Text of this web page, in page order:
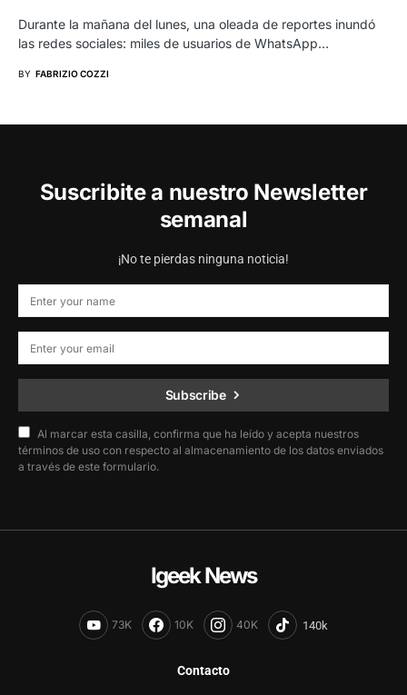
Durante la mañana del lunes, una oleada de reportes inundó
las redes sociales: miles de usuarios de WhatsApp…
BY FABRIZIO COZZI
Suscribite a nuestro Newsletter
semanal
¡No te pierdas ninguna noticia!
Subscribe
Al marcar esta casilla, confirma que ha leído y acepta nuestros
términos de uso con respecto al almacenamiento de los datos enviados
a través de este formulario.
Igeek News
73K 10K 40K
Contacto